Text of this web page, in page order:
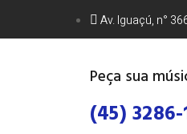
Av. Iguaçú, n°
Peça sua
(45) 3286-